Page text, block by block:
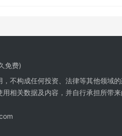
免费)
不构成任何投资、法律等其他领域
相关数据及内容，并自行承担所带